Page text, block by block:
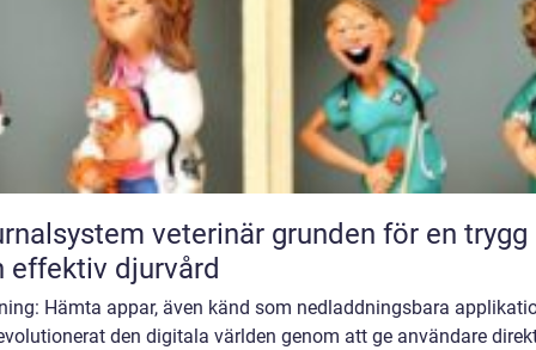
veterinär grunden för en trygg
effektiv djurvård
Hämta appar, även känd som nedladdningsbara
den digitala världen genom att ge användare